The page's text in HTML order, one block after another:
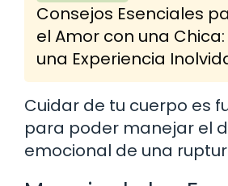
Consejos Esenciales
el Amor con una
una Experiencia
Cuidar de tu cuerpo es
para poder manejar el
emocional de una